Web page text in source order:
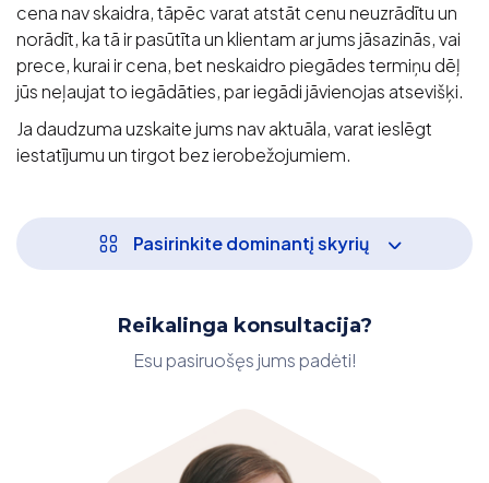
cena nav skaidra, tāpēc varat atstāt cenu neuzrādītu un
norādīt, ka tā ir pasūtīta un klientam ar jums jāsazinās, vai
prece, kurai ir cena, bet neskaidro piegādes termiņu dēļ
jūs neļaujat to iegādāties, par iegādi jāvienojas atsevišķi.
Ja daudzuma uzskaite jums nav aktuāla, varat ieslēgt
iestatījumu un tirgot bez ierobežojumiem.
Pasirinkite dominantį skyrių
Reikalinga konsultacija?
Esu pasiruošęs jums padėti!